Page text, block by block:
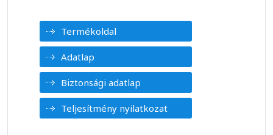
Termékoldal
Adatlap
Biztonsági adatlap
Teljesítmény nyilatkozat